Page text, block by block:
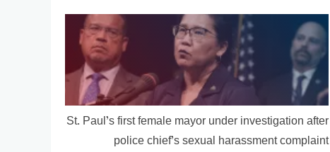
St. Paul’s first female mayor under investigation after
police chief’s sexual harassment complaint